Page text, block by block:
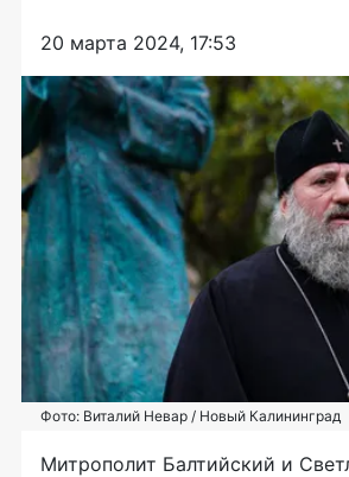
20 марта 2024, 17:53
Фото: Виталий Невар / Новый Калининград
Митрополит Балтийский и